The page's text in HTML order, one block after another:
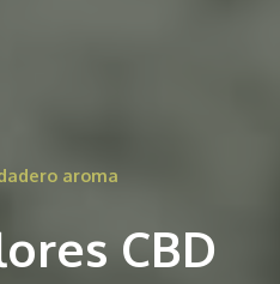
aroma
CBD